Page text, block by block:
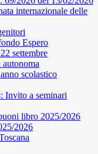
internazionale delle
Espero
settembre
scolastico
Invito a seminari
libro 2025/2026
2026